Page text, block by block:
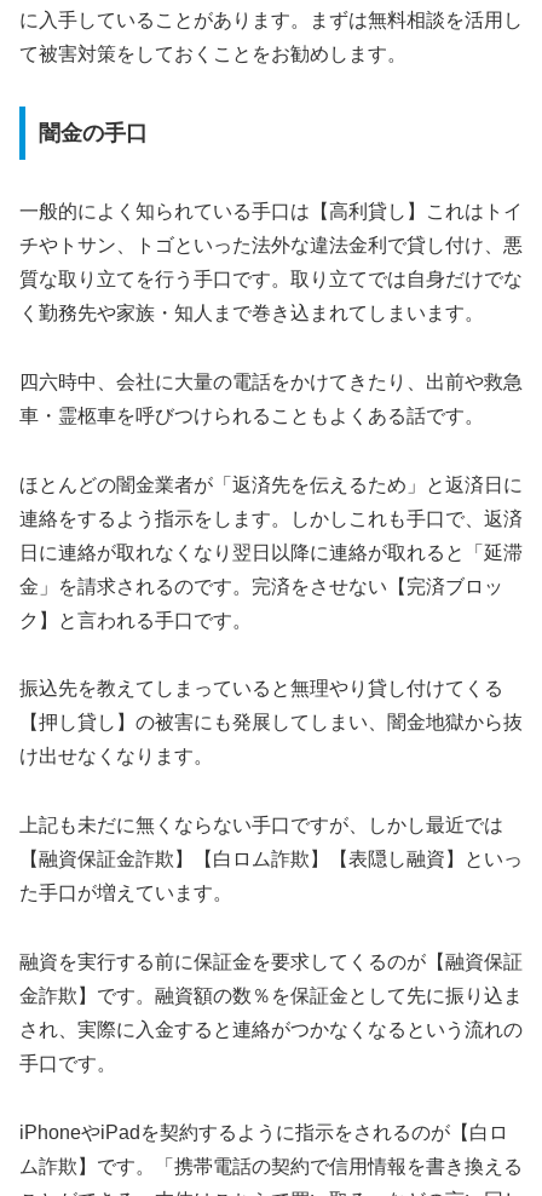
に入手していることがあります。まずは無料相談を活用し
て被害対策をしておくことをお勧めします。
闇金の手口
一般的によく知られている手口は【高利貸し】これはトイ
チやトサン、トゴといった法外な違法金利で貸し付け、悪
質な取り立てを行う手口です。取り立てでは自身だけでな
く勤務先や家族・知人まで巻き込まれてしまいます。
四六時中、会社に大量の電話をかけてきたり、出前や救急
車・霊柩車を呼びつけられることもよくある話です。
ほとんどの闇金業者が「返済先を伝えるため」と返済日に
連絡をするよう指示をします。しかしこれも手口で、返済
日に連絡が取れなくなり翌日以降に連絡が取れると「延滞
金」を請求されるのです。完済をさせない【完済ブロッ
ク】と言われる手口です。
振込先を教えてしまっていると無理やり貸し付けてくる
【押し貸し】の被害にも発展してしまい、闇金地獄から抜
け出せなくなります。
上記も未だに無くならない手口ですが、しかし最近では
【融資保証金詐欺】【白ロム詐欺】【表隠し融資】といっ
た手口が増えています。
融資を実行する前に保証金を要求してくるのが【融資保証
金詐欺】です。融資額の数％を保証金として先に振り込ま
され、実際に入金すると連絡がつかなくなるという流れの
手口です。
iPhoneやiPadを契約するように指示をされるのが【白ロ
ム詐欺】です。「携帯電話の契約で信用情報を書き換える